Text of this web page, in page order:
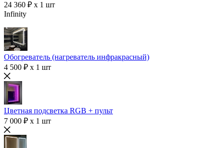
24 360 ₽ x 1 шт
Infinity
Обогреватель (нагреватель инфракрасный)
4 500 ₽ x 1 шт
Цветная подсветка RGB + пульт
7 000 ₽ x 1 шт